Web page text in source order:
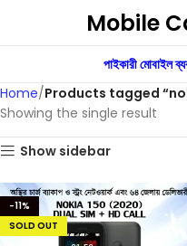
Mobile
পাইকারী মোবাইল
Home Products tagged
Showing the single result
Show sidebar
-11%
SOLD OUT